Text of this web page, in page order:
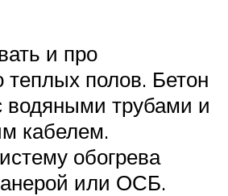
и про
теплых полов. Бетон
водяными трубами и
кабелем.
обогрева
или ОСБ.